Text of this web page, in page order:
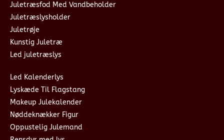
Juletræsfod Med Vandbeholder
Juletræslysholder
Juletrøje
Kunstig Juletræ
Led juletræslys
Led Kalenderlys
Lyskæde Til Flagstang
Makeup Julekalender
Nøddeknækker Figur
Oppustelig Julemand